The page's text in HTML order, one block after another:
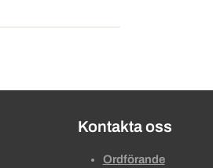
Kontakta oss
Ordförande